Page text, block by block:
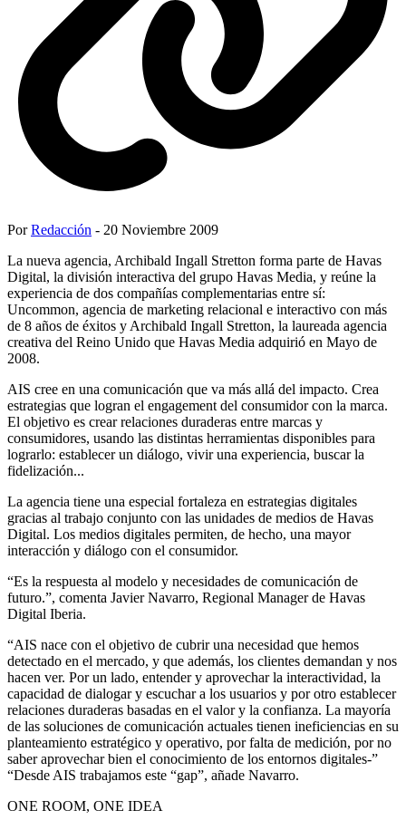
PorRedacción - 20 Noviembre 2009
La nueva agencia, Archibald Ingall Stretton forma parte de Havas
Digital, la división interactiva del grupo Havas Media, y reúne la
experiencia de dos compañías complementarias entre sí:
Uncommon, agencia de marketing relacional e interactivo con más
de 8 años de éxitos y Archibald Ingall Stretton, la laureada agencia
creativa del Reino Unido que Havas Media adquirió en Mayo de
2008.
AIS cree en una comunicación que va más allá del impacto. Crea
estrategias que logran el engagement del consumidor con la marca.
El objetivo es crear relaciones duraderas entre marcas y
consumidores, usando las distintas herramientas disponibles para
lograrlo: establecer un diálogo, vivir una experiencia, buscar la
fidelización...
La agencia tiene una especial fortaleza en estrategias digitales
gracias al trabajo conjunto con las unidades de medios de Havas
Digital. Los medios digitales permiten, de hecho, una mayor
interacción y diálogo con el consumidor.
“Es la respuesta al modelo y necesidades de comunicación de
futuro.”, comenta Javier Navarro, Regional Manager de Havas
Digital Iberia.
“AIS nace con el objetivo de cubrir una necesidad que hemos
detectado en el mercado, y que además, los clientes demandan y nos
hacen ver. Por un lado, entender y aprovechar la interactividad, la
capacidad de dialogar y escuchar a los usuarios y por otro establecer
relaciones duraderas basadas en el valor y la confianza. La mayoría
de las soluciones de comunicación actuales tienen ineficiencias en su
planteamiento estratégico y operativo, por falta de medición, por no
saber aprovechar bien el conocimiento de los entornos digitales-”
“Desde AIS trabajamos este “gap”, añade Navarro.
ONE ROOM, ONE IDEA